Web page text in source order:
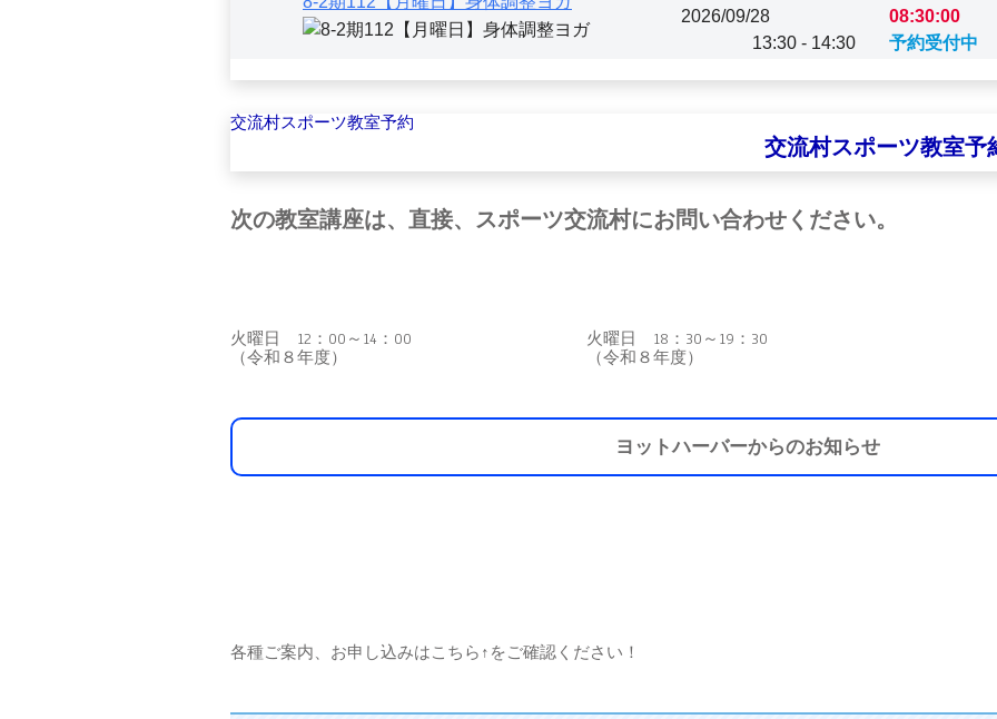
交流村スポーツ教室予約
交流村スポーツ教室予
次の教室講座は、直接、スポーツ交流村にお問い合わせください。
火曜日 12：00～14：00
（令和８年度）
火曜日 18：30～19：30
（令和８年度）
ヨットハーバーからのお知らせ
各種ご案内、お申し込みはこちら↑をご確認ください！